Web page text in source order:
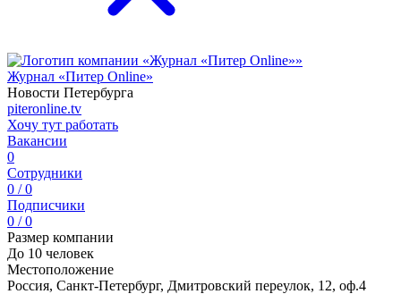
Журнал «Питер Online»
Новости Петербурга
piteronline.tv
Хочу тут работать
Вакансии
0
Сотрудники
0 / 0
Подписчики
0 / 0
Размер компании
До 10 человек
Местоположение
Россия, Санкт-Петербург, Дмитровский переулок, 12, оф.4